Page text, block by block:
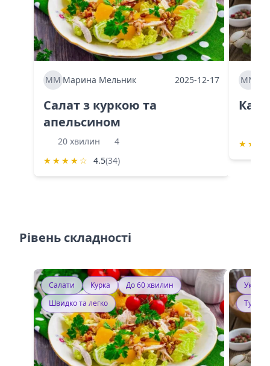
ММ Марина Мельник 2025-12-17
Салат з куркою та
апельсином
20 хвилин
4
★ ★ ★ ★ ☆ 4.5(34)
ММ
★ ★
Рівень складності
Салати Курка
До 60 хвилин
Швидко та легко